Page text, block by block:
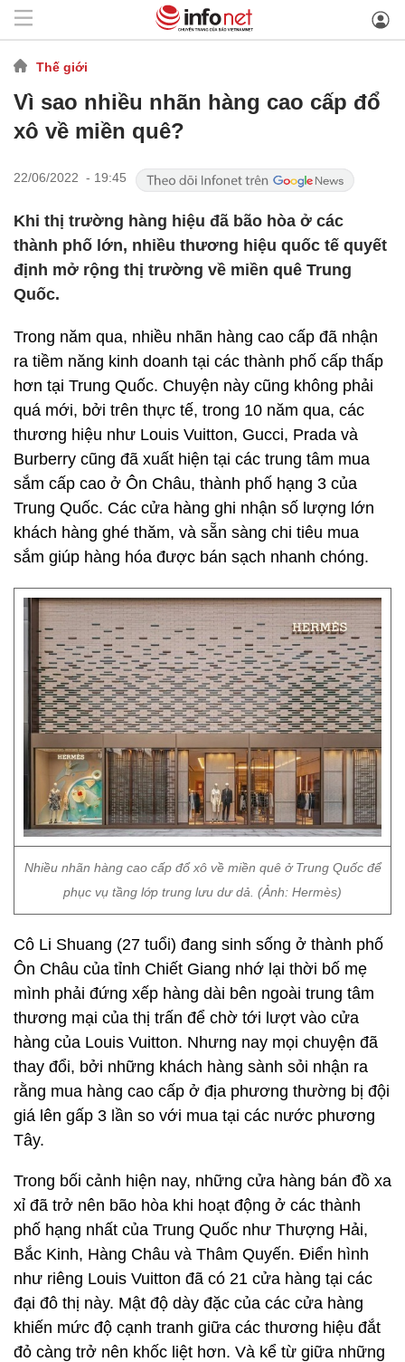
Thế giới
Vì sao nhiều nhãn hàng cao cấp đổ
xô về miền quê?
22/06/2022 - 19:45
Khi thị trường hàng hiệu đã bão hòa ở các
thành phố lớn, nhiều thương hiệu quốc tế quyết
định mở rộng thị trường về miền quê Trung
Quốc.
Trong năm qua, nhiều nhãn hàng cao cấp đã nhận
ra tiềm năng kinh doanh tại các thành phố cấp thấp
hơn tại Trung Quốc. Chuyện này cũng không phải
quá mới, bởi trên thực tế, trong 10 năm qua, các
thương hiệu như Louis Vuitton, Gucci, Prada và
Burberry cũng đã xuất hiện tại các trung tâm mua
sắm cấp cao ở Ôn Châu, thành phố hạng 3 của
Trung Quốc. Các cửa hàng ghi nhận số lượng lớn
khách hàng ghé thăm, và sẵn sàng chi tiêu mua
sắm giúp hàng hóa được bán sạch nhanh chóng.
Nhiều nhãn hàng cao cấp đổ xô về miền quê ở Trung Quốc để
phục vụ tầng lớp trung lưu dư dả. (Ảnh: Hermès)
Cô Li Shuang (27 tuổi) đang sinh sống ở thành phố
Ôn Châu của tỉnh Chiết Giang nhớ lại thời bố mẹ
mình phải đứng xếp hàng dài bên ngoài trung tâm
thương mại của thị trấn để chờ tới lượt vào cửa
hàng của Louis Vuitton. Nhưng nay mọi chuyện đã
thay đổi, bởi những khách hàng sành sỏi nhận ra
rằng mua hàng cao cấp ở địa phương thường bị đội
giá lên gấp 3 lần so với mua tại các nước phương
Tây.
Trong bối cảnh hiện nay, những cửa hàng bán đồ xa
xỉ đã trở nên bão hòa khi hoạt động ở các thành
phố hạng nhất của Trung Quốc như Thượng Hải,
Bắc Kinh, Hàng Châu và Thâm Quyến. Điển hình
như riêng Louis Vuitton đã có 21 cửa hàng tại các
đại đô thị này. Mật độ dày đặc của các cửa hàng
khiến mức độ cạnh tranh giữa các thương hiệu đắt
đỏ càng trở nên khốc liệt hơn. Và kể từ giữa những